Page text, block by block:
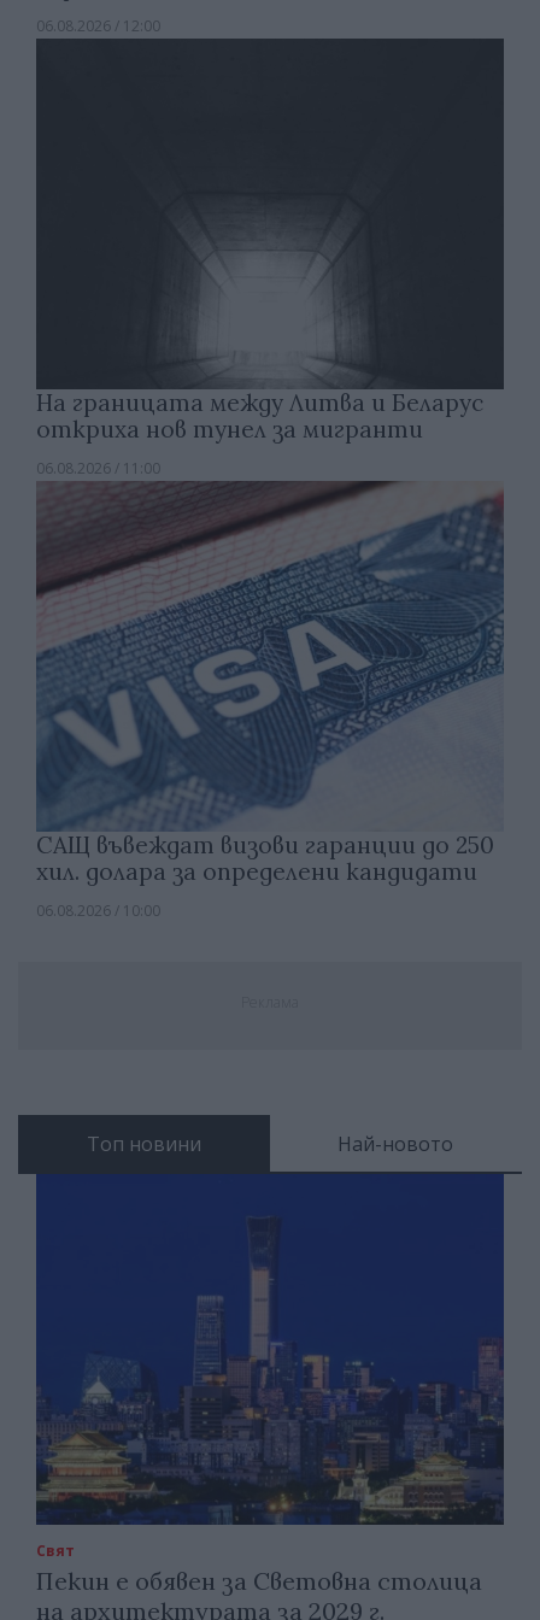
06.08.2026 / 12:00
На границата между Литва и Беларус
откриха нов тунел за мигранти
06.08.2026 / 11:00
САЩ въвеждат визови гаранции до 250
хил. долара за определени кандидати
06.08.2026 / 10:00
Топ новини Най-новото
Свят
Пекин е обявен за Световна столица
на архитектурата за 2029 г.